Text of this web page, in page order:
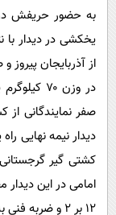
به حضور حریفش در
از آذربایجان
صفر نمایندگانی
کشتی گیر
امامی در این دیدار
۱۲ بر ۲ و ضربه فنی به پیروزی رسید و صاحب مدال طلا شد.